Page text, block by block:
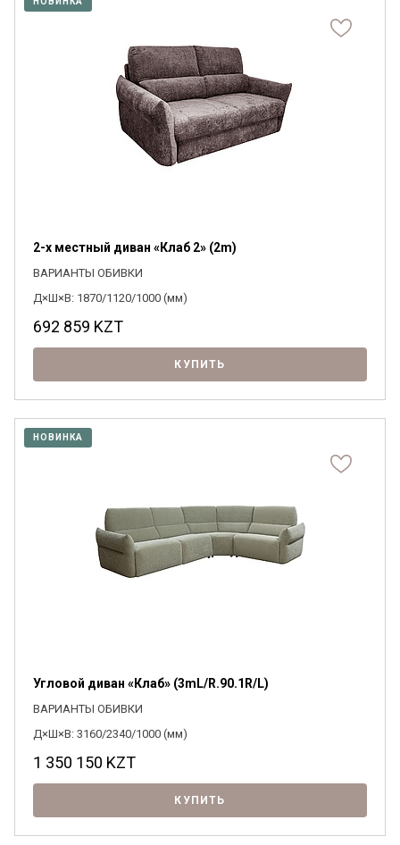
Я ознакомлен сПолитикой
обработки персональных данных и
2-х местный диван «Клаб 2» (2m)
ВАРИАНТЫ ОБИВКИ
Д×Ш×В: 1870/1120/1000 (мм)
692 859 KZT
КУПИТЬ
НОВИНКА
Угловой диван «Клаб» (3mL/R.90.1R/L)
ВАРИАНТЫ ОБИВКИ
Д×Ш×В: 3160/2340/1000 (мм)
1 350 150 KZT
КУПИТЬ